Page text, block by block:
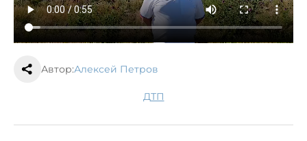
Автор:Алексей Петров
ДТП